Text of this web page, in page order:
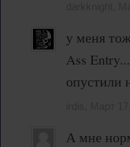
у меня
Ass
опустили
А мне